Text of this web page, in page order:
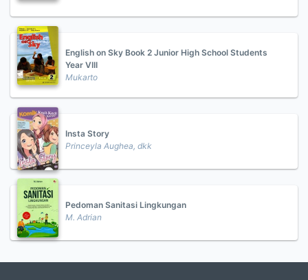
English on Sky Book 2 Junior High School Students
Year VIII
Mukarto
Insta Story
Princeyla Aughea, dkk
Pedoman Sanitasi Lingkungan
M. Adrian